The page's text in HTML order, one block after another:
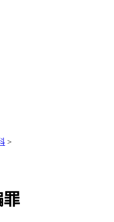
>
罪